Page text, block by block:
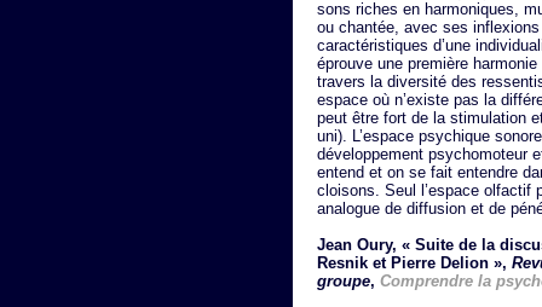
sons riches en harmoniques,
ou chantée, avec ses
caractéristiques d’une
éprouve une première
travers la diversité des
espace où n’existe pas la
peut être fort de la stimulation
uni). L’espace psychique
développement psychomoteur
entend et on se fait entendre
cloisons. Seul l’espace olfactif
analogue de diffusion et de
Jean Oury, « Suite de la
Resnik et Pierre Delion »,
groupe, Comprendre la